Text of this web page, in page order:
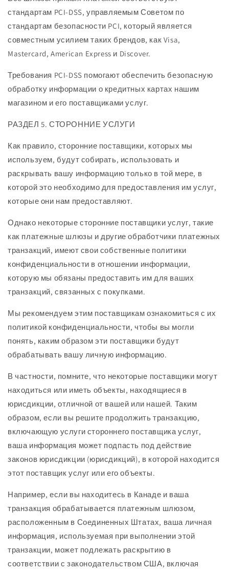
стандартам PCI-DSS, управляемым Советом по
стандартам безопасности PCI, который является
совместным усилием таких брендов, как Visa,
Mastercard, American Express и Discover.
Требования PCI-DSS помогают обеспечить безопасную
обработку информации о кредитных картах нашим
магазином и его поставщиками услуг.
РАЗДЕЛ 5. СТОРОННИЕ УСЛУГИ
Как правило, сторонние поставщики, которых мы
используем, будут собирать, использовать и
раскрывать вашу информацию только в той мере, в
которой это необходимо для предоставления им услуг,
которые они нам предоставляют.
Однако некоторые сторонние поставщики услуг, такие
как платежные шлюзы и другие обработчики платежных
транзакций, имеют свои собственные политики
конфиденциальности в отношении информации,
которую мы обязаны предоставить им для ваших
транзакций, связанных с покупками.
Мы рекомендуем этим поставщикам ознакомиться с их
политикой конфиденциальности, чтобы вы могли
понять, каким образом эти поставщики будут
обрабатывать вашу личную информацию.
В частности, помните, что некоторые поставщики могут
находиться или иметь объекты, находящиеся в
юрисдикции, отличной от вашей или нашей. Таким
образом, если вы решите продолжить транзакцию,
включающую услуги стороннего поставщика услуг,
ваша информация может подпасть под действие
законов юрисдикции (юрисдикций), в которой находится
этот поставщик услуг или его объекты.
Например, если вы находитесь в Канаде и ваша
транзакция обрабатывается платежным шлюзом,
расположенным в Соединенных Штатах, ваша личная
информация, используемая при выполнении этой
транзакции, может подлежать раскрытию в
соответствии с законодательством США, включая